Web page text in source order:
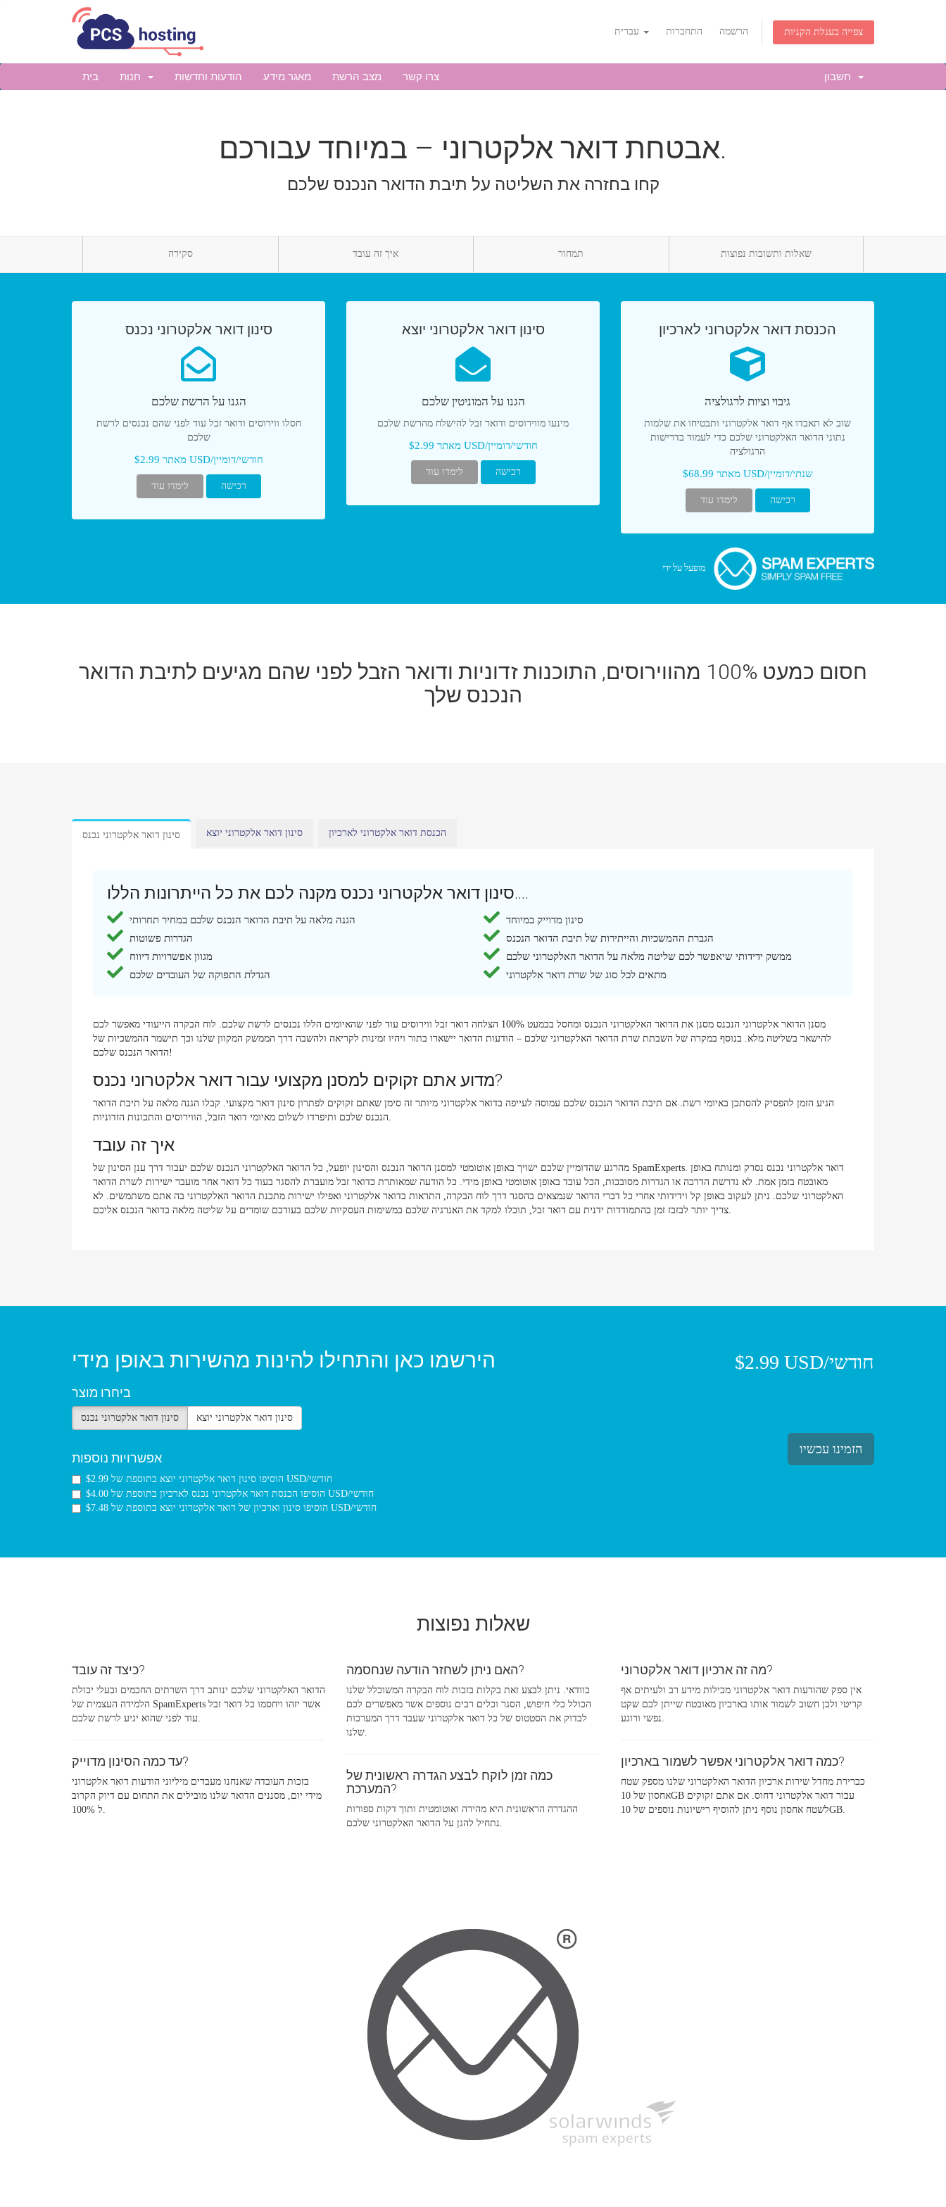
התחברות הרשמה צפייה בעגלת הקניות
בית הודעות וחדשות מאגר מידע מצב הרשת צרו קשר
אבטחת דואר אלקטרוני – במיוחד עבורכם.
קחו בחזרה את השליטה על תיבת הדואר הנכנס שלכם
סקירה איך זה עובד תמחור שאלות ותשובות נפוצות
סינון דואר אלקטרוני נכנס
הגנו על הרשת שלכם
חסלו ווירוסים ודואר זבל עוד לפני שהם נכנסים לרשת
שלכם
מאתר $2.99 USD/חודשי/דומיין
לימדו עוד רכישה
סינון דואר אלקטרוני יוצא
הגנו על המוניטין שלכם
מינעו מווירוסים ודואר זבל להישלח מהרשת שלכם
מאתר $2.99 USD/חודשי/דומיין
לימדו עוד רכישה
הכנסת דואר אלקטרוני לארכיון
גיבוי וציות לרגולציה
שוב לא תאבדו אף דואר אלקטרוני ותבטיחו את שלמות
נתוני הדואר האלקטרוני שלכם כדי לעמוד בדרישות
הרגולציה
מאתר $68.99 USD/שנתי/דומיין
לימדו עוד רכישה
חסום כמעט 100% מהווירוסים, התוכנות זדוניות ודואר הזבל לפני שהם מגיעים לתיבת הדואר
הנכנס שלך
סינון דואר אלקטרוני נכנס סינון דואר אלקטרוני יוצא הכנסת דואר אלקטרוני לארכיון
סינון דואר אלקטרוני נכנס מקנה לכם את כל הייתרונות הללו....
הגנה מלאה על תיבת הדואר הנכנס שלכם במחיר תחרותי
סינון מדוייק במיוחד
הגדרות פשוטות
הגברת ההמשכיות והייתירות של תיבת הדואר הנכנס
מגוון אפשרויות דיווח
ממשק ידידותי שיאפשר לכם שליטה מלאה על הדואר האלקטרוני שלכם
הגדלת התפוקה של העובדים שלכם
מתאים לכל סוג של שרת דואר אלקטרוני
מסנן הדואר אלקטרוני הנכנס מסנן את הדואר האלקטרוני הנכנס ומחסל בכמעט 100% הצלחה דואר זבל ווירוסים עוד לפני שהאיומים הללו נכנסים לרשת שלכם. לוח הבקרה הייעודי מאפשר לכם
להישאר בשליטה מלא. בנוסף במקרה של השבתת שרת הדואר האלקטרוני שלכם – הודעות הדואר יישארו בתור ויהיו זמינות לקריאה ולהשבה דרך הממשק המקוון שלנו וכך תישמר ההמשכיות של
הדואר הנכנס שלכם!
מדוע אתם זקוקים למסנן מקצועי עבור דואר אלקטרוני נכנס?
הגיע הזמן להפסיק להסתכן באיומי רשת. אם תיבת הדואר הנכנס שלכם עמוסה לעייפה בדואר אלקטרוני מיותר זה סימן שאתם זקוקים לפתרון סינון דואר מקצועי. קבלו הגנה מלאה על תיבת הדואר
הנכנס שלכם ותיפרדו לשלום מאיומי דואר הזבל, הווירוסים והתכונות הזדוניות.
איך זה עובד
מהרגע שהדומיין שלכם ישויך באופן אוטומטי למסנן הדואר הנכנס והסינון יופעל, כל הדואר האלקטרוני הנכנס שלכם יעבור דרך ענן הסינון של SpamExperts. דואר אלקטרוני נכנס נסרק ומנותח באופן
מאובטח בזמן אמת. לא נדרשת הדרכה או הגדרות מסובכות, הכל עובד באופן אוטומטי באופן מידי. כל הודעה שמאותרת כדואר זבל מועברת להסגר בעוד כל דואר אחר מועבר ישירות לשרת הדואר
האלקטרוני שלכם. ניתן לעקוב באופן קל וידידותי אחרי כל דברי הדואר שנמצאים בהסגר דרך לוח הבקרה, התראות בדואר אלקטרוני ואפילו ישירות מתכנת הדואר האלקטרוני בה אתם משתמשים. לא
צריך יותר לבזבז זמן בהתמודדות ידנית עם דואר זבל, תוכלו למקד את האנרגיה שלכם במשימות העסקיות שלכם בעודכם שומרים על שליטה מלאה בדואר הנכנס אליכם.
הירשמו כאן והתחילו להינות מהשירות באופן מידי
ביחרו מוצר
סינון דואר אלקטרוני נכנס סינון דואר אלקטרוני יוצא
אפשרויות נוספות
הוסיפו סינון דואר אלקטרוני יוצא בתוספת של $2.99 USD/חודשי
הוסיפו הכנסת דואר אלקטרוני נכנס לארכיון בתוספת של $4.00 USD/חודשי
הוסיפו סינון וארכיון של דואר אלקטרוני יוצא בתוספת של $7.48 USD/חודשי
$2.99 USD/חודשי
הזמינו עכשיו
שאלות נפוצות
כיצד זה עובד?
הדואר האלקטרוני שלכם ינותב דרך השרתים החכמים ובעלי יכולת
הלמידה העצמית של SpamExperts אשר יזהו ויחסמו כל דואר זבל
עוד לפני שהוא יגיע לרשת שלכם.
עד כמה הסינון מדוייק?
בזכות העובדה שאנחנו מעבדים מיליוני הודעות דואר אלקטרוני
מידי יום, מסננים הדואר שלנו מובילים את התחום עם דיוק הקרוב
ל 100%.
האם ניתן לשחזר הודעה שנחסמה?
בוודאי. ניתן לבצע זאת בקלות בזכות לוח הבקרה המשוכלל שלנו
הכולל כלי חיפוש, הסגר וכלים רבים נוספים אשר מאפשרים לכם
לבדוק את הסטטוס של כל דואר אלקטרוני שעבר דרך המערכות
שלנו.
כמה זמן לוקח לבצע הגדרה ראשונית של
המערכת?
ההגדרה הראשונית היא מהירה ואוטומטית ותוך דקות ספורות
נתחיל להגן על הדואר האלקטרוני שלכם.
מה זה ארכיון דואר אלקטרוני?
אין ספק שהודעות דואר אלקטרוני מכילות מידע רב ולעיתים אף
קריטי ולכן חשוב לשמור אותו בארכיון מאובטח שייתן לכם שקט
נפשי ורוגע.
כמה דואר אלקטרוני אפשר לשמור בארכיון?
כברירת מחדל שירות ארכיון הדואר האלקטרוני שלנו מספק שטח
אחסון של 10GB עבור דואר אלקטרוני דחוס. אם אתם זקוקים
לשטח אחסון נוסף ניתן להוסיף רישיונות נוספים של 10GB.